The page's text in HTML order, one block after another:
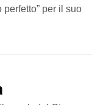
per il suo